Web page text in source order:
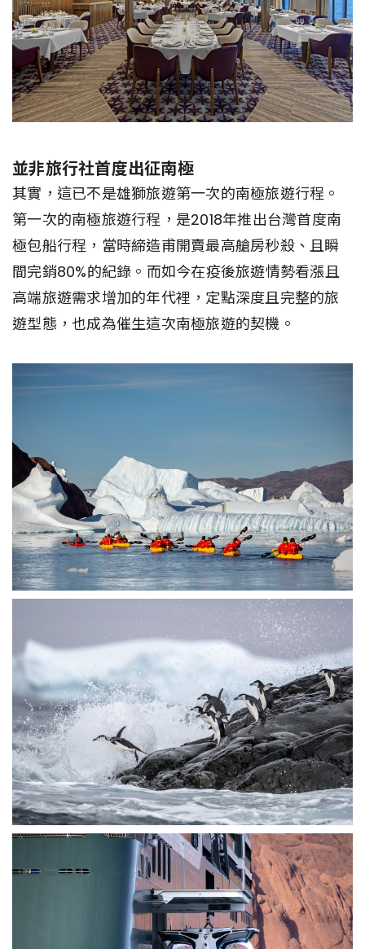
並非旅行社首度出征南極
其實，這已不是雄獅旅遊第一次的南極旅遊行程。
第一次的南極旅遊行程，是2018年推出台灣首度南
極包船行程，當時締造甫開賣最高艙房秒殺、且瞬
間完銷80%的紀錄。而如今在疫後旅遊情勢看漲且
高端旅遊需求增加的年代裡，定點深度且完整的旅
遊型態，也成為催生這次南極旅遊的契機。